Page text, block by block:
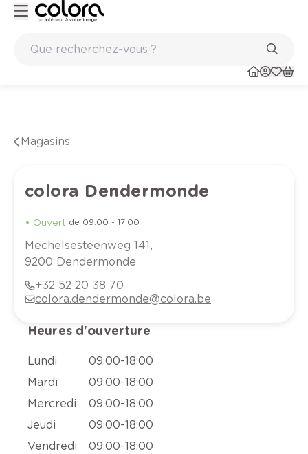
Magasins
colora Dendermonde
• Ouvert de 09:00 - 17:00
Mechelsesteenweg 141 ,
9200 Dendermonde
+32 52 20 38 70
colora.dendermonde@colora.be
Heures d'ouverture
Lundi 09:00-18:00
Mardi
09:00-18:00
Mercredi
09:00-18:00
Jeudi
09:00-18:00
Vendredi
09:00-18:00